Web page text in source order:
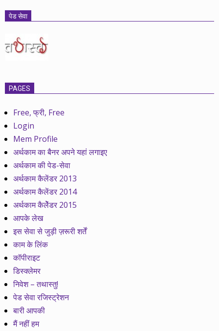
पेड सेवा
PAGES
Free, फ्री, Free
Login
Mem Profile
अर्थकाम का बैनर अपने यहां लगाइए
अर्थकाम की पेड-सेवा
अर्थकाम कैलेंडर 2013
अर्थकाम कैलेंडर 2014
अर्थकाम कैलेेंडर 2015
आपके लेख
इस सेवा से जुड़ी ज़रूरी शर्तें
काम के लिंक
कॉपीराइट
डिस्क्लेमर
निवेश – तथास्तु!
पेड सेवा रजिस्ट्रेशन
बारी आपकी
मैं नहीं हम